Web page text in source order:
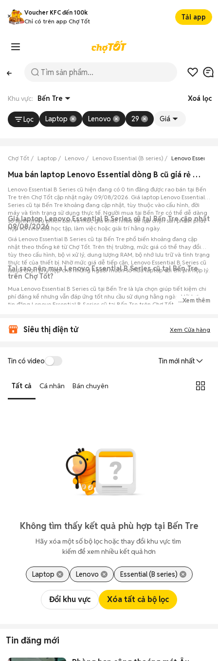
Voucher KFC đến 100k
Chỉ có trên app Chợ Tốt
Tải app
Khu vực: Bến Tre Xoá lọc
Lọc Laptop Lenovo 29 Giá
Chợ Tốt Laptop Lenovo Lenovo Essential (B series) Lenovo Essential
Mua bán laptop Lenovo Essential dòng B cũ giá rẻ tại Bến Tre
Lenovo Essential B Series cũ hiện đang có 0 tin đăng được rao bán tại Bến
Tre trên Chợ Tốt cập nhật ngày 09/08/2026. Giá laptop Lenovo Essential B
Series cũ tại Bến Tre khoảng đang cập nhật, tùy thuộc vào cấu hình, đời
máy và tình trạng sử dụng thực tế. Người mua tại Bến Tre có thể dễ dàng
so sánh nhiều phiên bản và mức giá khác nhau để lựa chọn sản phẩm phù
hợp với nhu cầu học tập, làm việc hoặc giải trí hằng ngày.
Giá laptop Lenovo Essential B Series cũ tại Bến Tre cập nhật
09/08/2026
Giá Lenovo Essential B Series cũ tại Bến Tre phổ biến khoảng đang cập
nhật theo thống kê từ Chợ Tốt. Trên thị trường, mức giá có thể thay đổi
tùy theo cấu hình, bộ vi xử lý, dung lượng RAM, bộ nhớ lưu trữ và tình trạng
thực tế của thiết bị. Nhờ mức giá dễ tiếp cận, Lenovo Essential B Series cũ
là lựa chọn phù hợp cho những người muốn sở hữu laptop với chi phí hợp lý.
Tại sao nên mua Lenovo Essential B Series cũ tại Bến Tre
trên Chợ Tốt?
Mua Lenovo Essential B Series cũ tại Bến Tre là lựa chọn giúp tiết kiệm chi
phí đáng kể nhưng vẫn đáp ứng tốt nhu cầu sử dụng hằng ngày. Với hơn 0
tin đăng Lenovo Essential B Series cũ tại Bến Tre trên Chợ Tốt, người mua
...Xem thêm
Siêu thị điện tử Xem Cửa hàng
Tin có video Tin mới nhất
Tất cả Cá nhân Bán chuyên
Không tìm thấy kết quả phù hợp tại Bến Tre
Hãy xóa một số bộ lọc hoặc thay đổi khu vực tìm
kiếm để xem nhiều kết quả hơn
Laptop Lenovo Essential (B series)
Đổi khu vực Xóa tất cả bộ lọc
Tin đăng mới